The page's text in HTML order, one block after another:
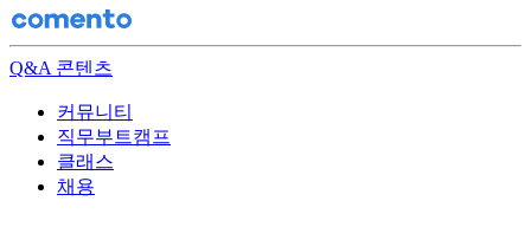
Q&A 콘텐츠
커뮤니티
직무부트캠프
클래스
채용